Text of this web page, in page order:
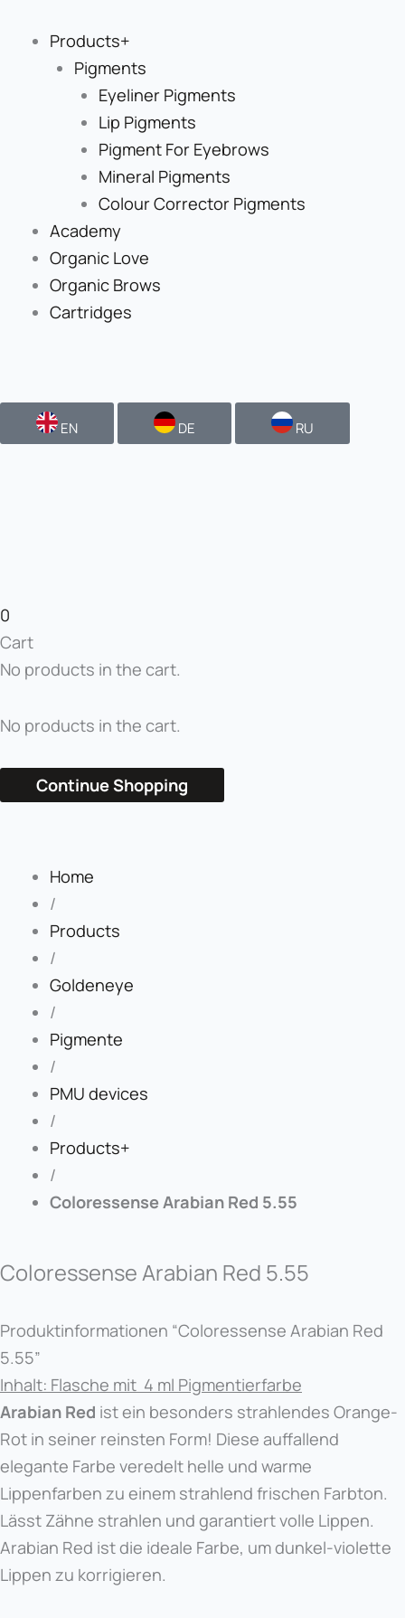
content
Products+
Pigments
Eyeliner Pigments
Lip Pigments
Pigment For Eyebrows
Mineral Pigments
Colour Corrector Pigments
Academy
Organic Love
Organic Brows
Cartridges
EN DE RU
0
Cart
No products in the cart.
No products in the cart.
Continue Shopping
Home
/
Products
/
Goldeneye
/
Pigmente
/
PMU devices
/
Products+
/
Coloressense Arabian Red 5.55
Coloressense Arabian Red 5.55
Produktinformationen “Coloressense Arabian Red
5.55”
Inhalt: Flasche mit 4 ml Pigmentierfarbe
Arabian Red ist ein besonders strahlendes Orange-
Rot in seiner reinsten Form! Diese auffallend
elegante Farbe veredelt helle und warme
Lippenfarben zu einem strahlend frischen Farbton.
Lässt Zähne strahlen und garantiert volle Lippen.
Arabian Red ist die ideale Farbe, um dunkel-violette
Lippen zu korrigieren.